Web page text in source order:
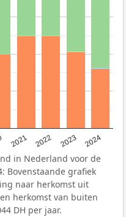
2021 2022 2023 2024
in Nederland voor de
Bovenstaande grafiek
naar herkomst uit
herkomst van buiten
DH per jaar.